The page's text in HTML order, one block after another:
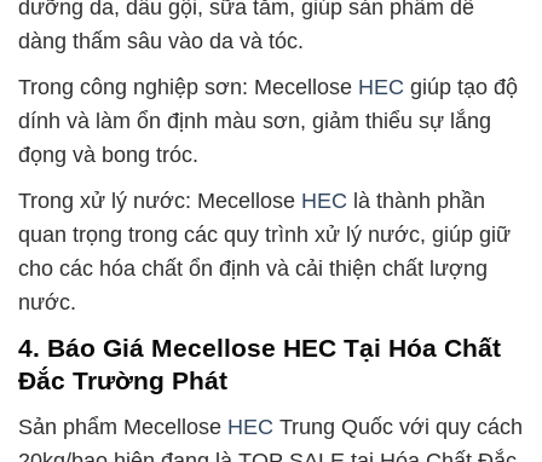
dưỡng da, dầu gội, sữa tắm, giúp sản phẩm dễ
dàng thấm sâu vào da và tóc.
Trong công nghiệp sơn: Mecellose HEC giúp tạo độ
dính và làm ổn định màu sơn, giảm thiểu sự lắng
đọng và bong tróc.
Trong xử lý nước: Mecellose HEC là thành phần
quan trọng trong các quy trình xử lý nước, giúp giữ
cho các hóa chất ổn định và cải thiện chất lượng
nước.
4. Báo Giá Mecellose HEC Tại Hóa Chất
Đắc Trường Phát
Sản phẩm Mecellose HEC Trung Quốc với quy cách